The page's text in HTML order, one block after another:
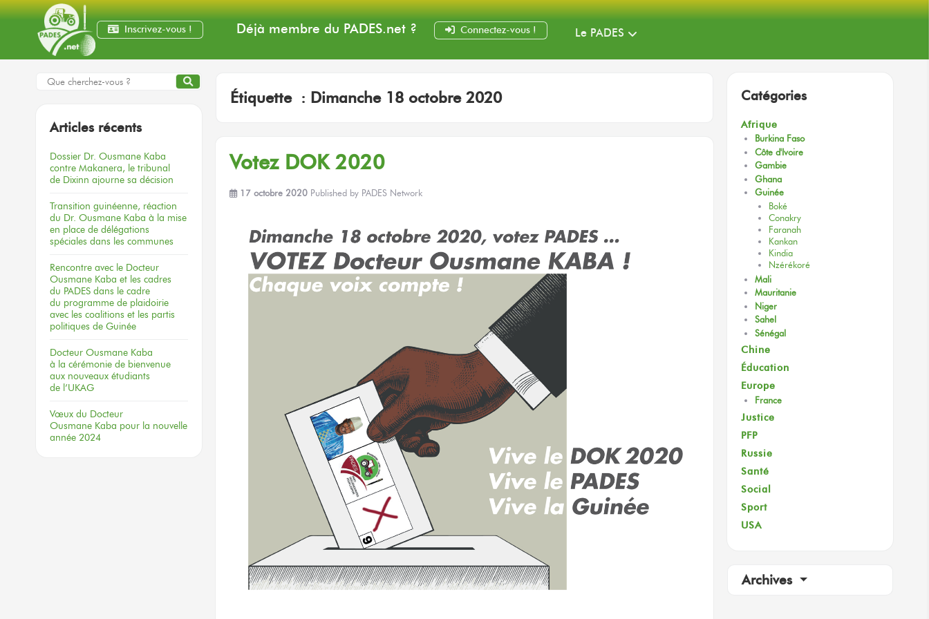
Inscrivez-vous ! Déjà membre du PADES.net? Connectez-vous ! Le PADES
Étiquette : Dimanche 18 octobre 2020
Votez DOK 2020
17 octobre 2020 Published by PADES Network
Articles récents
Dossier Dr. Ousmane Kaba
contre Makanera, le tribunal
de Dixinn ajourne sa décision
Transition guinéenne, réaction
du Dr. Ousmane Kaba à la mise
en place de délégations
spéciales dans les communes
Rencontre avec le Docteur
Ousmane Kaba et les cadres
du PADES dans le cadre
du programme de plaidoirie
avec les coalitions et les partis
politiques de Guinée
Docteur Ousmane Kaba
à la cérémonie de bienvenue
aux nouveaux étudiants
de l’UKAG
Vœux du Docteur
Ousmane Kaba pour la nouvelle
année 2024
Catégories
Afrique
Burkina Faso
Côte d'Ivoire
Gambie
Ghana
Guinée
Boké
Conakry
Faranah
Kankan
Kindia
Nzérékoré
Mali
Mauritanie
Niger
Sahel
Sénégal
Chine
Éducation
Europe
France
Justice
PFP
Russie
Santé
Social
Sport
USA
Archives